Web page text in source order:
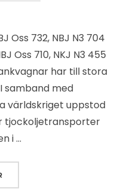
Oss 732, NBJ N3 704
Oss 710, NKJ N3 455
har till stora
samband med
världskriget uppstod
tjockoljetransporter
i …